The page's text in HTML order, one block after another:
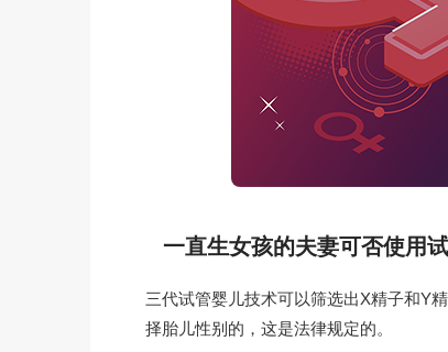
一直生女孩的夫妻可否使用
三代试管婴儿技术可以筛选出X精子和Y
择胎儿性别的，这是法律规定的。